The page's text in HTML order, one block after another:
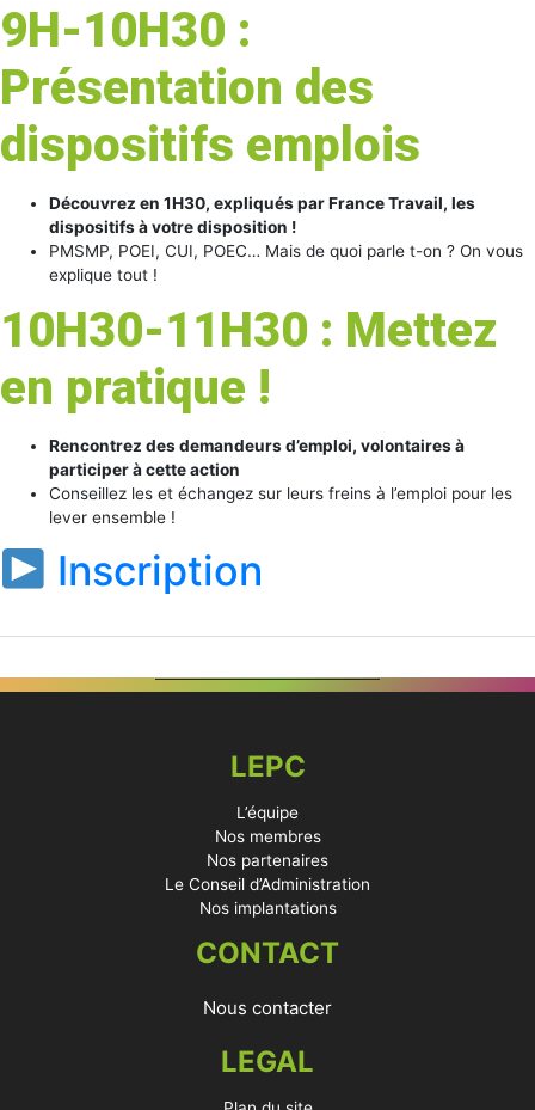
9H-10H30 :
Présentation des
dispositifs emplois
Découvrez en 1H30, expliqués par France Travail, les
dispositifs à votre disposition !
PMSMP, POEI, CUI, POEC… Mais de quoi parle t-on ? On vous
explique tout !
10H30-11H30 : Mettez
en pratique !
Rencontrez des demandeurs d’emploi, volontaires à
participer à cette action
Conseillez les et échangez sur leurs freins à l’emploi pour les
lever ensemble !
Inscription
LEPC
L’équipe
Nos membres
Nos partenaires
Le Conseil d’Administration
Nos implantations
CONTACT
Nous contacter
LEGAL